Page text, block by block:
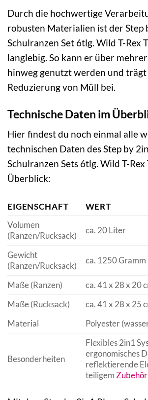
Durch die hochwertige
robusten Materialien ist der Step
Schulranzen Set 6tlg. Wild T-Rex
langlebig. So kann er über
hinweg genutzt werden und trägt
Reduzierung von Müll bei.
Technische Daten im
Hier findest du noch einmal alle
technischen Daten des Step by
Schulranzen Sets 6tlg. Wild T-Rex
Überblick:
EIGENSCHAFT
WERT
Volumen
(Ranzen/Rucksack)
ca. 20 Liter
Gewicht
(Ranzen/Rucksack)
ca. 1250 Gramm
Maße (Ranzen)
ca. 41 x 28 x 20
Maße (Rucksack)
ca. 41 x 28 x 25
Material
Polyester
Besonderheiten
Flexibles 2in1
ergonomisches
reflektierende
teiligem Zubehör